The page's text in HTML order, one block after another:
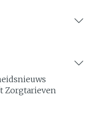
Zorgtarieven